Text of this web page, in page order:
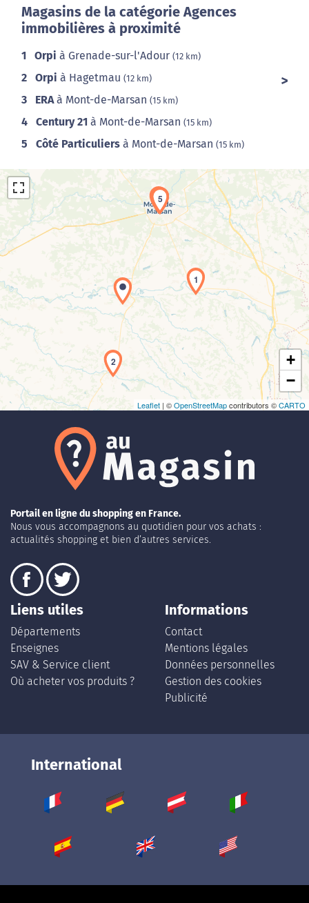
Magasins de la catégorie Agences
immobilières à proximité
1 Orpi à Grenade-sur-l'Adour (12 km)
2 Orpi à Hagetmau (12 km)
3 ERAà Mont-de-Marsan (15 km)
4 Century 21 à Mont-de-Marsan (15 km)
5 Côté Particuliers à Mont-de-Marsan (15 km)
Chargement de la carte en cours...
1
2
3
4
5
+
−
Leaflet | ©OpenStreetMapcontributors ©CARTO
Portail en ligne du shopping en France.
Nous vous accompagnons au quotidien pour vos achats :
actualités shopping et bien d’autres services.
Liens utiles
Départements
Enseignes
SAV & Service client
Où acheter vos produits ?
Informations
Contact
Mentions légales
Données personnelles
Gestion des cookies
Publicité
International